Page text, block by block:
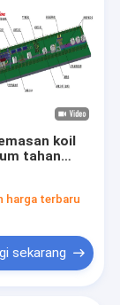
koil
tahan
harga terbaru
sekarang